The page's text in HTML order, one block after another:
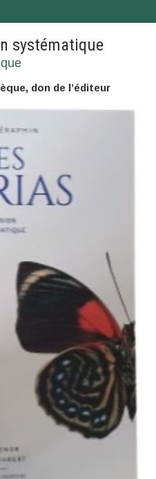
systématique
don de l’éditeur